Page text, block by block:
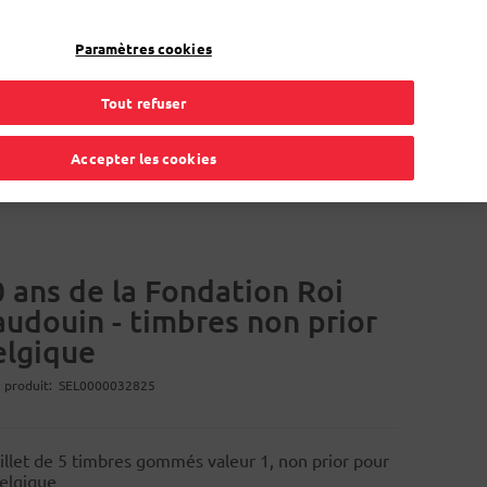
Mon compte
Carte de procuration Solutions en ligne
ans de la Fondation Roi
- timbres non prior
produit SEL0000032825
de 5 timbres gommés valeur 1, non prior pour
Paramètres cookies
Tout refuser
Accepter les cookies